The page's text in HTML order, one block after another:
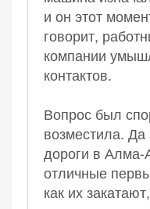
и он этот
говорит,
компании
контактов.
Вопрос был
возместила. Да
дороги в Алма-
отличные
как их